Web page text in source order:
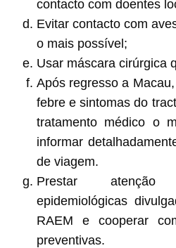
contacto com doentes
Evitar contacto com
o mais possível;
Usar máscara cirúrgica
Após regresso a
febre e sintomas do
tratamento médico o
informar
de viagem.
Prestar
epidemiológicas
RAEM e cooperar
preventivas.